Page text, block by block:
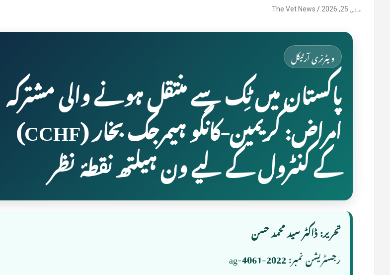
مئی 25, 2026 The Vet News
ویٹرنری آرٹیکل
پاکستان میں ٹِک سے منتقل ہونے والی مشترکہ
امراض: کریمین-کانگو ہیمرجک بخار (CCHF)
کے کنٹرول کے لیے ون ہیلتھ نقطۂ نظر
تحریر: ڈاکٹر سید محمد حسن
رجسٹریشن نمبر: 2022-ag-4061